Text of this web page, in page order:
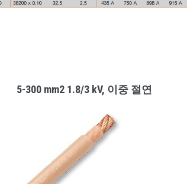
5-300 mm2 1.8/3 kV, 이중 절연